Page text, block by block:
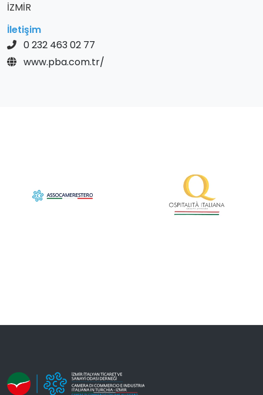
İZMİR
İletişim
0 232 463 02 77
www.pba.com.tr/